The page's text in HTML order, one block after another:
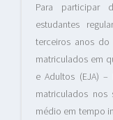
Para participar
estudantes
terceiros anos do
matriculados em
e Adultos (EJA) –
matriculados
médio em tempo